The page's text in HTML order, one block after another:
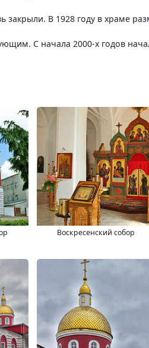
закрыли. В 1928 году в храме
С начала 2000-х годов
Воскресенский собор